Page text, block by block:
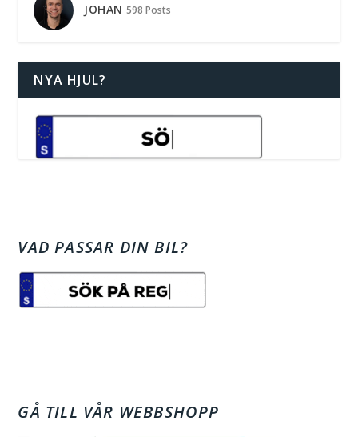
JOHAN 598 Posts
NYA HJUL?
VAD PASSAR DIN BIL?
GÅ TILL VÅR WEBBSHOPP